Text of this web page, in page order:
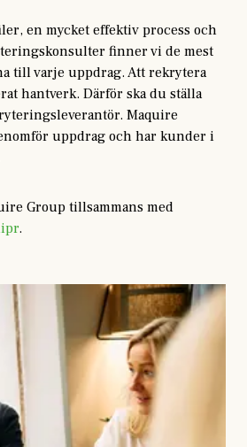
en mycket effektiv process och
finner vi de mest
till varje uppdrag. Att rekrytera
hantverk. Därför ska du ställa
Maquire
uppdrag och har kunder i
Group tillsammans med
.